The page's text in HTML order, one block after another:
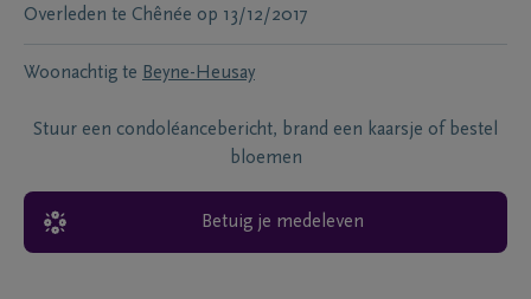
Overleden te Chênée op 13/12/2017
Woonachtig te Beyne-Heusay
Stuur een condoléancebericht, brand een kaarsje of bestel
bloemen
Betuig je medeleven